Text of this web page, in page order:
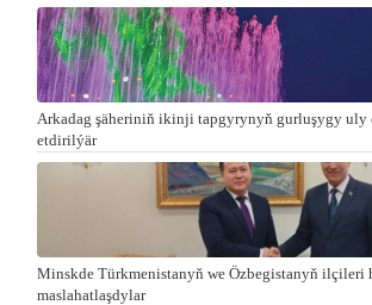
Arkadag şäheriniň ikinji tapgyrynyň gurluşygy uly
etdirilýär
Minskde Türkmenistanyň we Özbegistanyň ilçileri
maslahatlaşdylar